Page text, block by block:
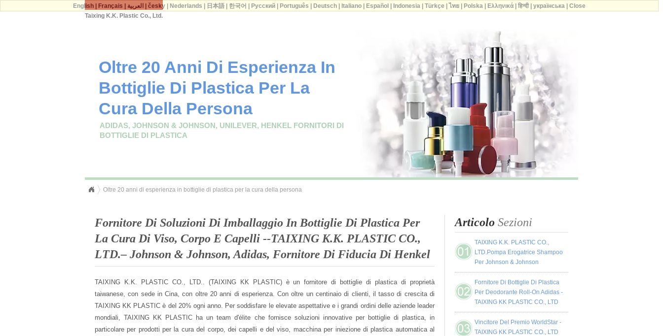
Taixing K.K. Plastic Co., Ltd.
Oltre 20 Anni Di Esperienza In
Bottiglie Di Plastica Per La
Cura Della Persona
ADIDAS, JOHNSON & JOHNSON, UNILEVER, HENKEL FORNITORI DI
BOTTIGLIE DI PLASTICA
Oltre 20 anni di esperienza in bottiglie di plastica per la cura della persona
Fornitore Di Soluzioni Di Imballaggio In Bottiglie Di Plastica Per
La Cura Di Viso, Corpo E Capelli --TAIXING K.K. PLASTIC CO.,
LTD.– Johnson & Johnson, Adidas, Fornitore Di Fiducia Di Henkel
TAIXING K.K. PLASTIC CO., LTD.. (TAIXING KK PLASTIC) è un fornitore di bottiglie di plastica di proprietà
taiwanese, con sede in Cina, con oltre 20 anni di esperienza. Con oltre un centinaio di clienti, il tasso di crescita di
TAIXING KK PLASTIC è del 20% ogni anno. Per soddisfare le elevate aspettative e i grandi ordini delle aziende leader
mondiali, TAIXING KK PLASTIC ha un team d'élite che fornisce soluzioni innovative per bottiglie di plastica, in
particolare per prodotti per la cura del corpo, dei capelli e del viso, macchina per iniezione di plastica automatica al
Articolo Sezioni
TAIXING K.K. PLASTIC CO.,
LTD.Pompa Erogatrice Shampoo
Per Johnson & Johnson
Fornitore Di Bottiglie Di Plastica
Per Deodorante Roll-On Adidas -
TAIXING KK PLASTIC CO., LTD
Vincitore Del Premio WorldStar -
TAIXING KK PLASTIC CO., LTD
English| Français العربية česky| Nederlands 日本語| 한국어 Русский| Português Deutsch| Italiano| Español Indonesia| Türkçe ไทย| Polska| Ελληνικά| हिन्दी| українська| Close